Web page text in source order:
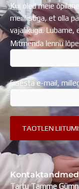
Kui oled meie
meililistiga, et olla
vajalikuga.
Mitmenda lennu
Sisesta e-mail,
Kontaktandmed
Tartu Tamme